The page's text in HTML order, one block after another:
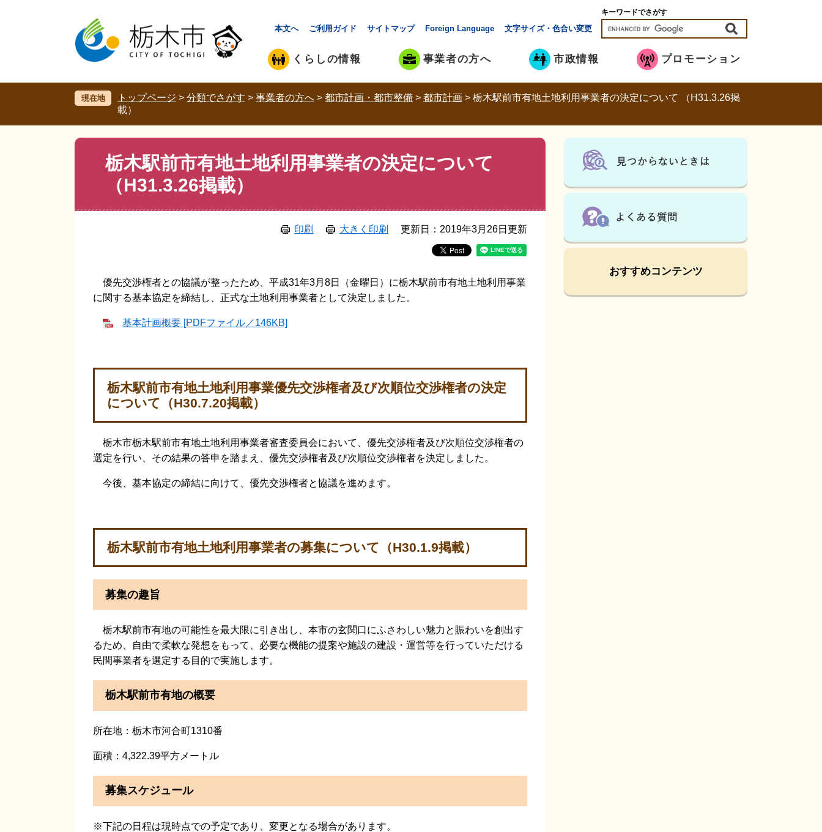
で
ば
本文へ ご利用ガイド サイトマップ Foreign Language 文字サイズ・色合い変更
キーワードでさがす
くらしの情報 事業者の方へ 市政情報 プロモーション
現在地 トップページ > 分類でさがす > 事業者の方へ > 都市計画・都市整備 > 都市計画 > 栃木駅前市有地土地利用事業者の決定について （H31.3.26掲
載）
栃木駅前市有地土地利用事業者の決定について
（H31.3.26掲載）
印刷 大きく印刷 更新日：2019年3月26日更新
優先交渉権者との協議が整ったため、平成31年3月8日（金曜日）に栃木駅前市有地土地利用事業
に関する基本協定を締結し、正式な土地利用事業者として決定しました。
基本計画概要 [PDFファイル／146KB]
栃木駅前市有地土地利用事業優先交渉権者及び次順位交渉権者の決定
について（H30.7.20掲載）
栃木市栃木駅前市有地土地利用事業者審査委員会において、優先交渉権者及び次順位交渉権者の
選定を行い、その結果の答申を踏まえ、優先交渉権者及び次順位交渉権者を決定しました。
今後、基本協定の締結に向けて、優先交渉権者と協議を進めます。
栃木駅前市有地土地利用事業者の募集について（H30.1.9掲載）
募集の趣旨
栃木駅前市有地の可能性を最大限に引き出し、本市の玄関口にふさわしい魅力と賑わいを創出す
るため、自由で柔軟な発想をもって、必要な機能の提案や施設の建設・運営等を行っていただける
民間事業者を選定する目的で実施します。
栃木駅前市有地の概要
所在地：栃木市河合町1310番
面積：4,322.39平方メートル
募集スケジュール
※下記の日程は現時点での予定であり、変更となる場合があります。
おすすめコンテンツ